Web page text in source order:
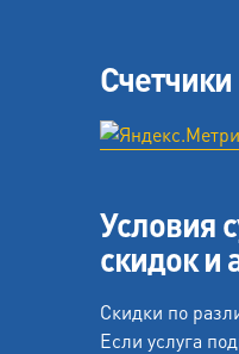
Счетчики
Условия
скидок и
Скидки по
Если услуга